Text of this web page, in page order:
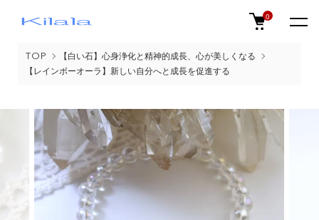
0
TOP
【白い石】心身浄化と精神的成長、心が美しくなる
【レインボーオーラ】新しい自分へと成長を促進する